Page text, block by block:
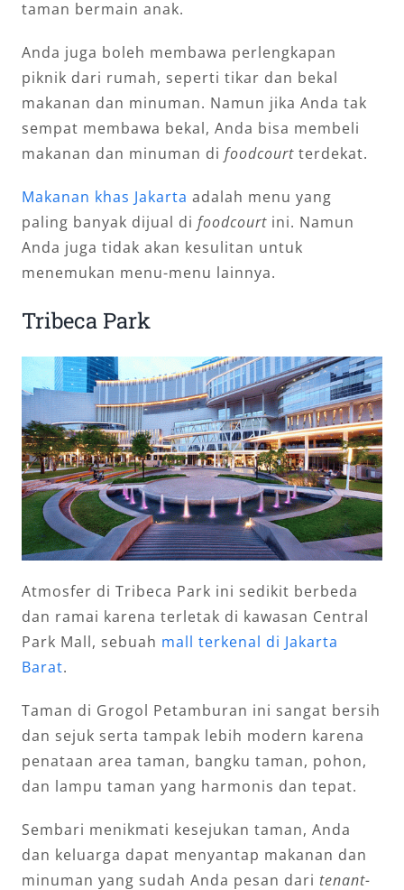
taman bermain anak.
Anda juga boleh membawa perlengkapan
piknik dari rumah, seperti tikar dan bekal
makanan dan minuman. Namun jika Anda tak
sempat membawa bekal, Anda bisa membeli
makanan dan minuman di foodcourtterdekat.
Makanan khas Jakarta adalah menu yang
paling banyak dijual di foodcourtini. Namun
Anda juga tidak akan kesulitan untuk
menemukan menu-menu lainnya.
Tribeca Park
Atmosfer di Tribeca Park ini sedikit berbeda
dan ramai karena terletak di kawasan Central
Park Mall, sebuah mall terkenal di Jakarta
Barat.
Taman di Grogol Petamburan ini sangat bersih
dan sejuk serta tampak lebih modern karena
penataan area taman, bangku taman, pohon,
dan lampu taman yang harmonis dan tepat.
Sembari menikmati kesejukan taman, Anda
dan keluarga dapat menyantap makanan dan
minuman yang sudah Anda pesan dari tenant-